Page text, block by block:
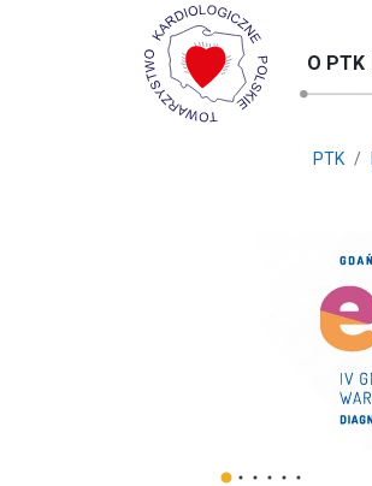
O PTK
PTK